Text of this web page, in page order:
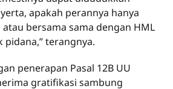
apakah perannya hanya
bersama sama dengan HML
terangnya.
penerapan Pasal 12B UU
gratifikasi sambung